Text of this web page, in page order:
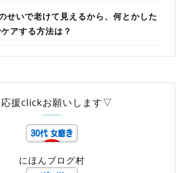
せいで老けて見えるから、何とかした
アする方法は？
援clickお願いします▽
にほんブログ村